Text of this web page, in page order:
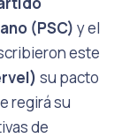
(PSC) y el
este
su pacto
regirá su
de